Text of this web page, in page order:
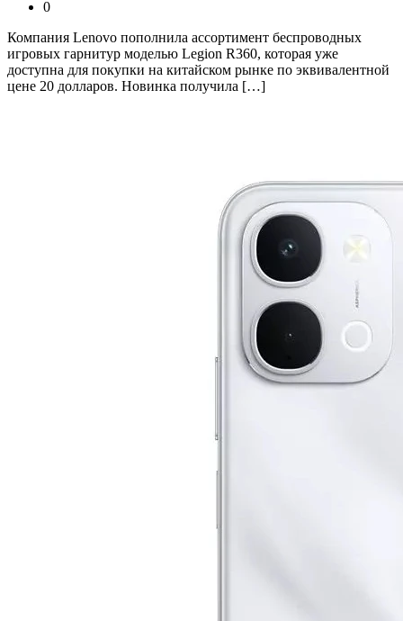
0
Компания Lenovo пополнила ассортимент беспроводных
игровых гарнитур моделью Legion R360, которая уже
доступна для покупки на китайском рынке по эквивалентной
цене 20 долларов. Новинка получила […]